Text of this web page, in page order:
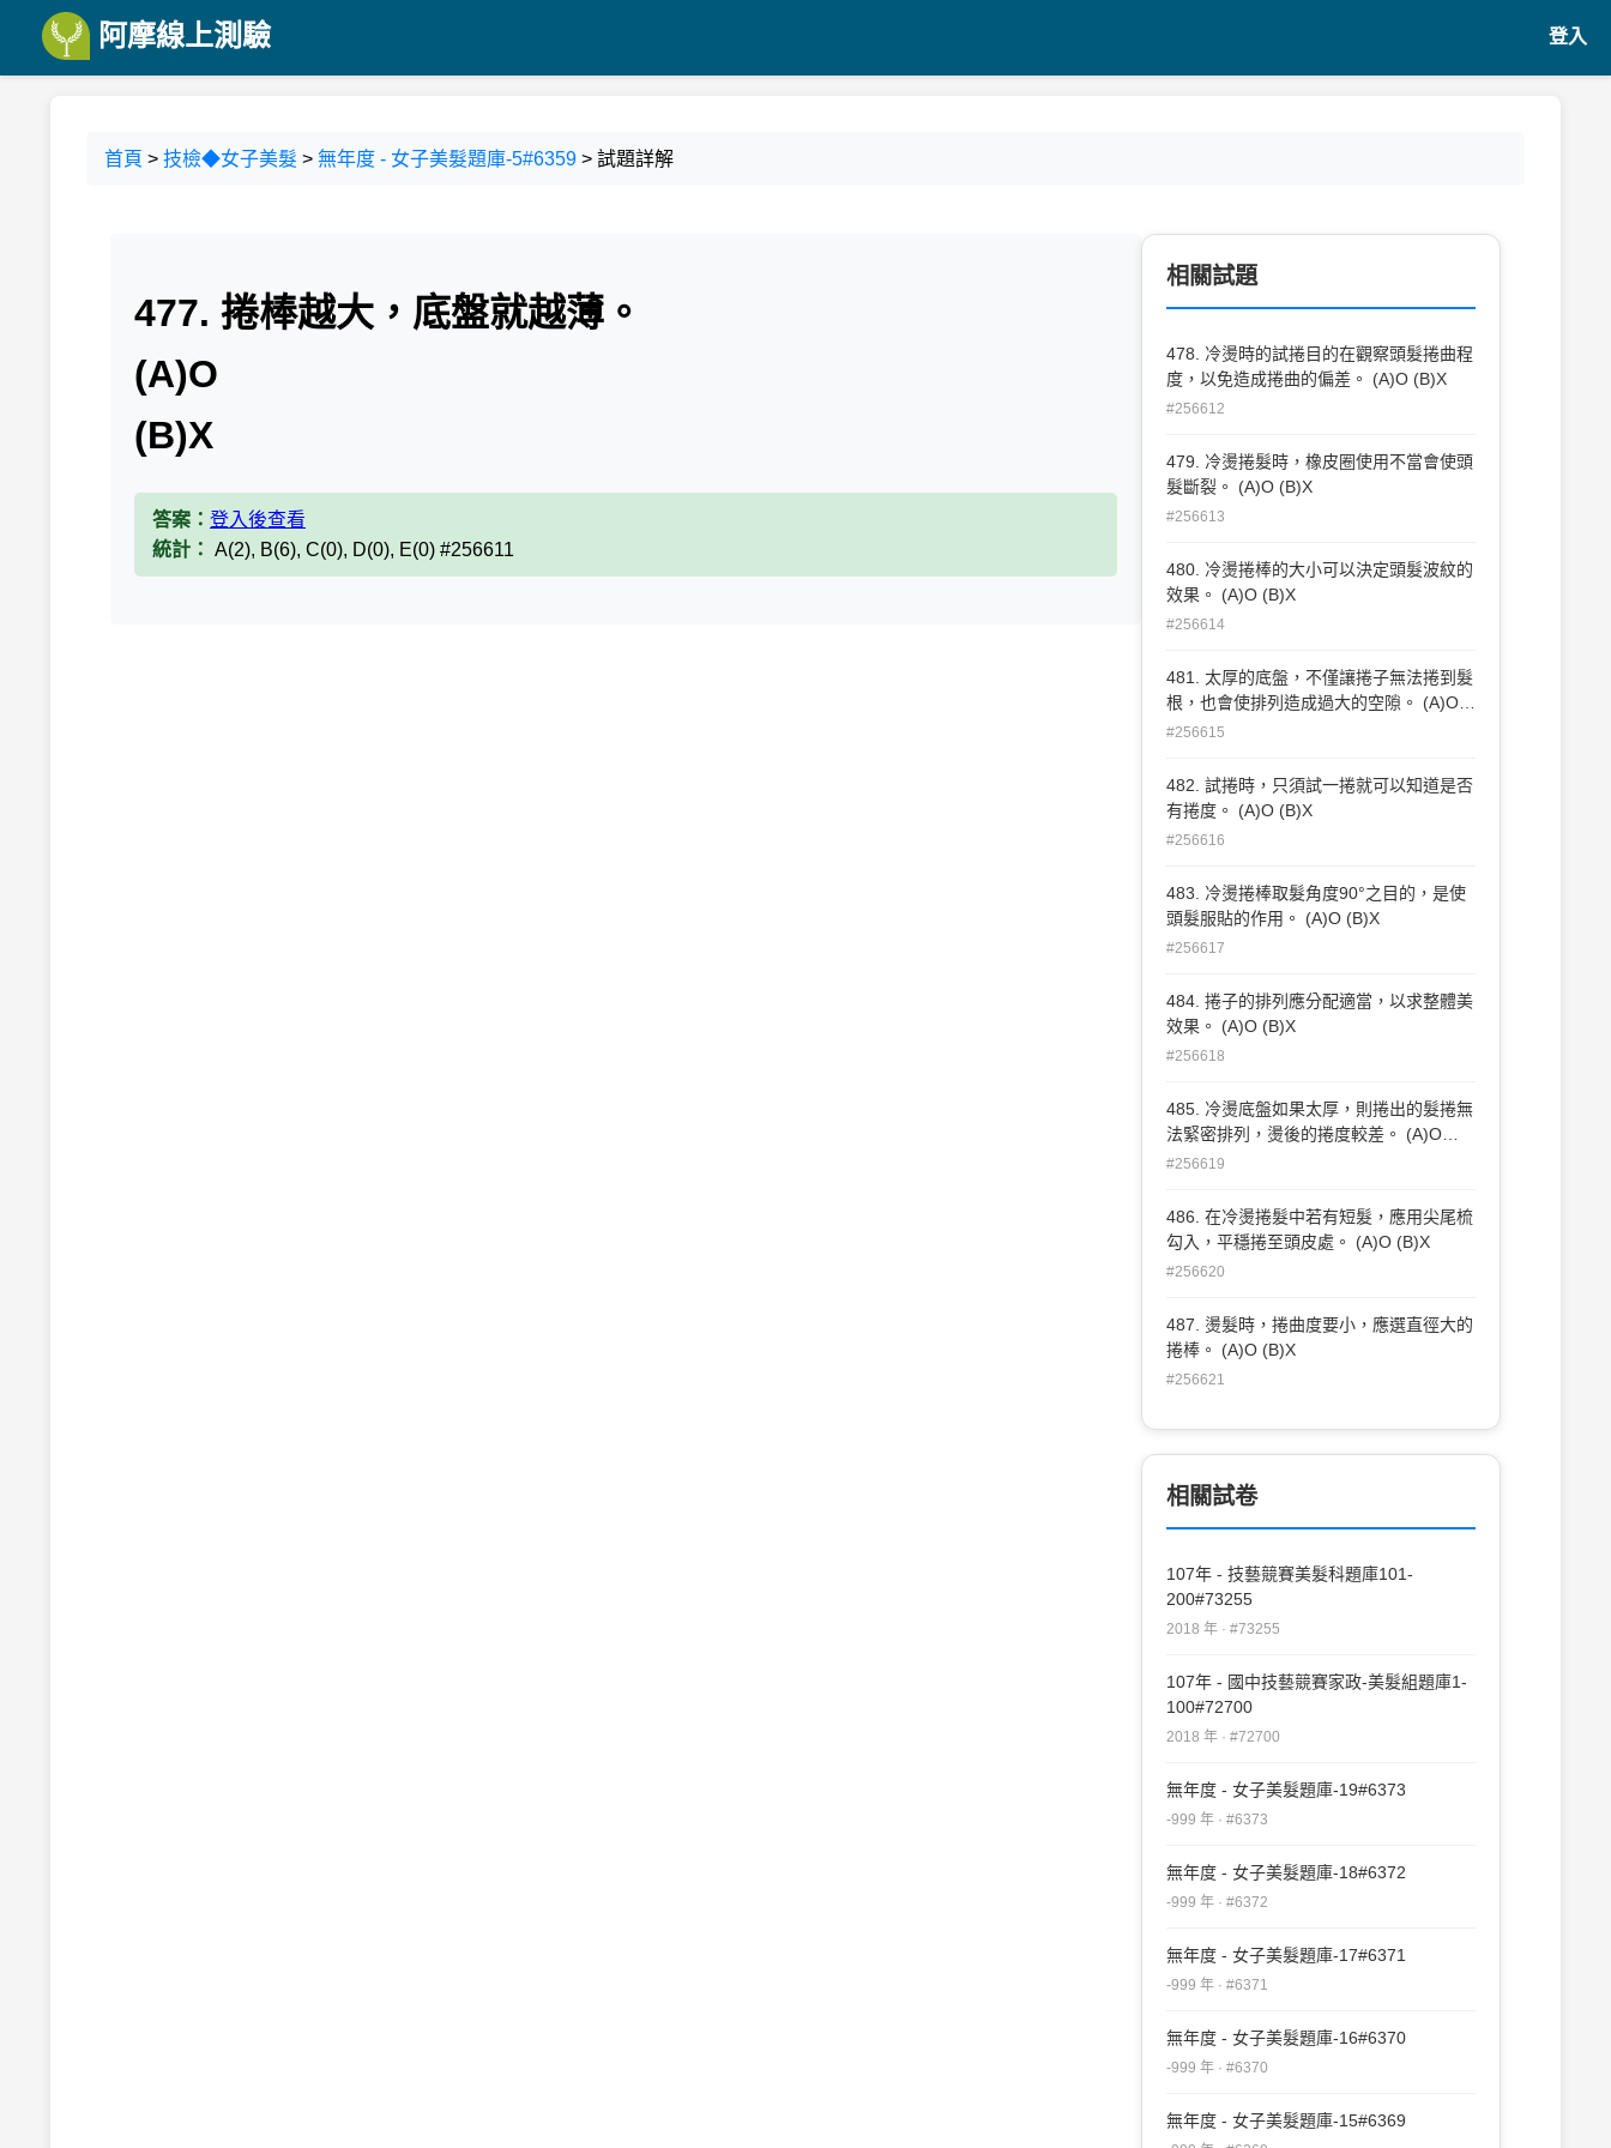
阿摩線上測驗 登入
首頁 > 技檢◆女子美髮 > 無年度 - 女子美髮題庫-5#6359 > 試題詳解
477. 捲棒越大，底盤就越薄。
(A)O
(B)X
答案： 登入後查看
統計： A(2), B(6), C(0), D(0), E(0) #256611
相關試題
478. 冷燙時的試捲目的在觀察頭髮捲曲程
度，以免造成捲曲的偏差。 (A)O (B)X
#256612
479. 冷燙捲髮時，橡皮圈使用不當會使頭
髮斷裂。 (A)O (B)X
#256613
480. 冷燙捲棒的大小可以決定頭髮波紋的
效果。 (A)O (B)X
#256614
481. 太厚的底盤，不僅讓捲子無法捲到髮
根，也會使排列造成過大的空隙。 (A)O
(B)X
#256615
482. 試捲時，只須試一捲就可以知道是否
有捲度。 (A)O (B)X
#256616
483. 冷燙捲棒取髮角度90°之目的，是使
頭髮服貼的作用。 (A)O (B)X
#256617
484. 捲子的排列應分配適當，以求整體美
效果。 (A)O (B)X
#256618
485. 冷燙底盤如果太厚，則捲出的髮捲無
法緊密排列，燙後的捲度較差。 (A)O
(B)X
#256619
486. 在冷燙捲髮中若有短髮，應用尖尾梳
勾入，平穩捲至頭皮處。 (A)O (B)X
#256620
487. 燙髮時，捲曲度要小，應選直徑大的
捲棒。 (A)O (B)X
#256621
相關試卷
107年 - 技藝競賽美髮科題庫101-
200#73255
2018 年 · #73255
107年 - 國中技藝競賽家政-美髮組題庫1-
100#72700
2018 年 · #72700
無年度 - 女子美髮題庫-19#6373
-999 年 · #6373
無年度 - 女子美髮題庫-18#6372
-999 年 · #6372
無年度 - 女子美髮題庫-17#6371
-999 年 · #6371
無年度 - 女子美髮題庫-16#6370
-999 年 · #6370
無年度 - 女子美髮題庫-15#6369